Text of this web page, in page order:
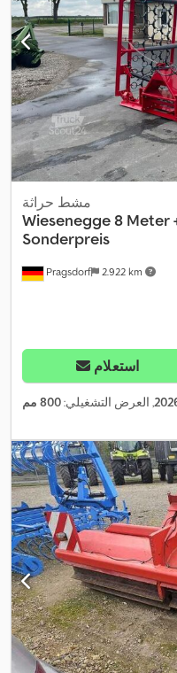
Pragsdorf 2.922 km
مشط حراثة
Wiesenegge 8 Meter
Sonderpreis
استعلام
, العرض التشغيلي:800 مم